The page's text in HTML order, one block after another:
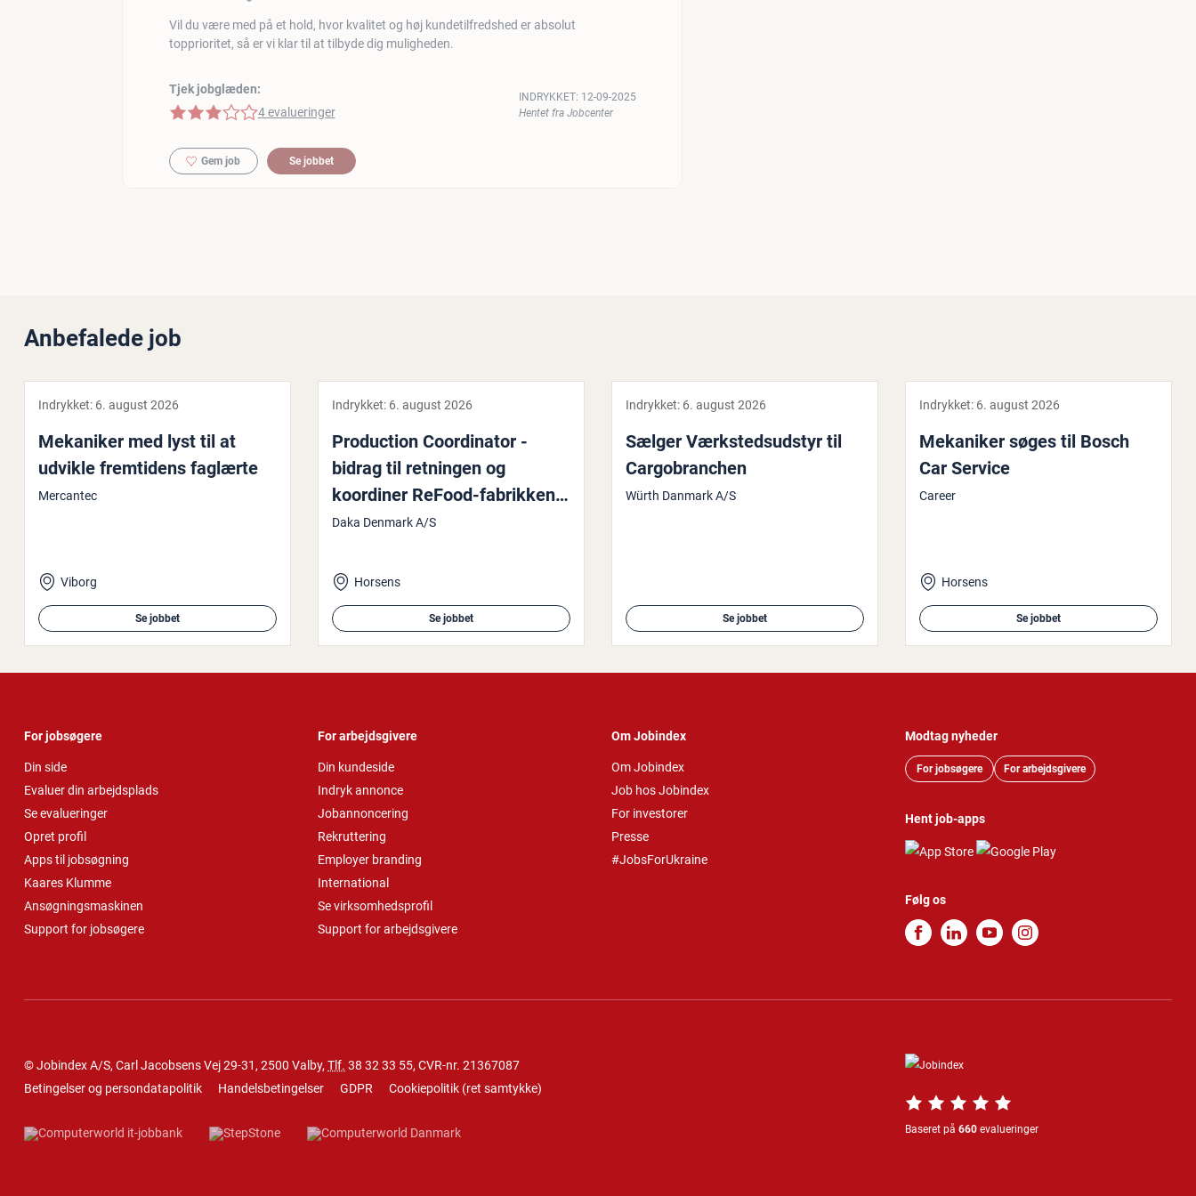
Vil du være med på et hold, hvor kvalitet og høj kundetilfredshed er absolut
topprioritet, så er vi klar til at tilbyde dig muligheden.
Tjek jobglæden:
3 af 5 stjerner
4 evalueringer
INDRYKKET: 12-09-2025
Hentet fra Jobcenter
Gem job Se jobbet
Anbefalede job
Indrykket: 6. august 2026
Mekaniker med lyst til at
udvikle frem­ti­dens faglærte
Mercantec
Viborg
Se jobbet
Indrykket: 6. august 2026
Pro­duction Co­or­di­na­tor -
bidrag til retningen og
koordiner ReFood-fa­brik­kens
pro­duk­tion
Daka Denmark A/S
Horsens
Se jobbet
Indrykket: 6. august 2026
Sælger Værk­steds­ud­styr til
Car­go­bran­chen
Würth Danmark A/S
Se jobbet
Indrykket: 6. august 2026
Mekaniker søges til Bosch
Car Service
Career
Horsens
Se jobbet
For jobsøgere
Din side
Evaluer din arbejdsplads
Se evalueringer
Opret profil
Apps til jobsøgning
Kaares Klumme
Ansøgningsmaskinen
Support for jobsøgere
For arbejdsgivere
Din kundeside
Indryk annonce
Jobannoncering
Rekruttering
Employer branding
International
Se virksomhedsprofil
Support for arbejdsgivere
Om Jobindex
Om Jobindex
Job hos Jobindex
For investorer
Presse
#JobsForUkraine
Modtag nyheder
For jobsøgere For arbejdsgivere
Hent job-apps
Følg os
© Jobindex A/S, Carl Jacobsens Vej 29-31, 2500 Valby, Tlf. 38 32 33 55, CVR-nr. 21367087
Betingelser og persondatapolitik
Handelsbetingelser GDPR Cookiepolitik (ret samtykke)
Baseret på 660 evalueringer